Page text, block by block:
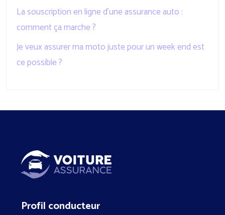
La souscription en ligne d’une assurance auto :
comment ça marche ?
Je veux assurer ma moto juste pour un week end est
ce possible ?
Profil conducteur